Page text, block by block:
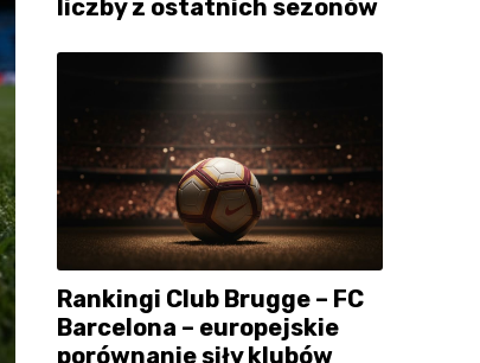
liczby z ostatnich sezonów
Rankingi Club Brugge – FC
Barcelona – europejskie
porównanie siły klubów